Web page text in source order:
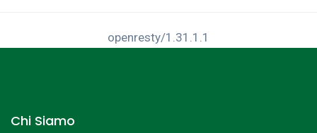
openresty/1.31.1.1
Chi Siamo